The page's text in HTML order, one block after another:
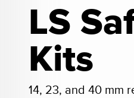
LS
Kits
14, 23, and 40 mm